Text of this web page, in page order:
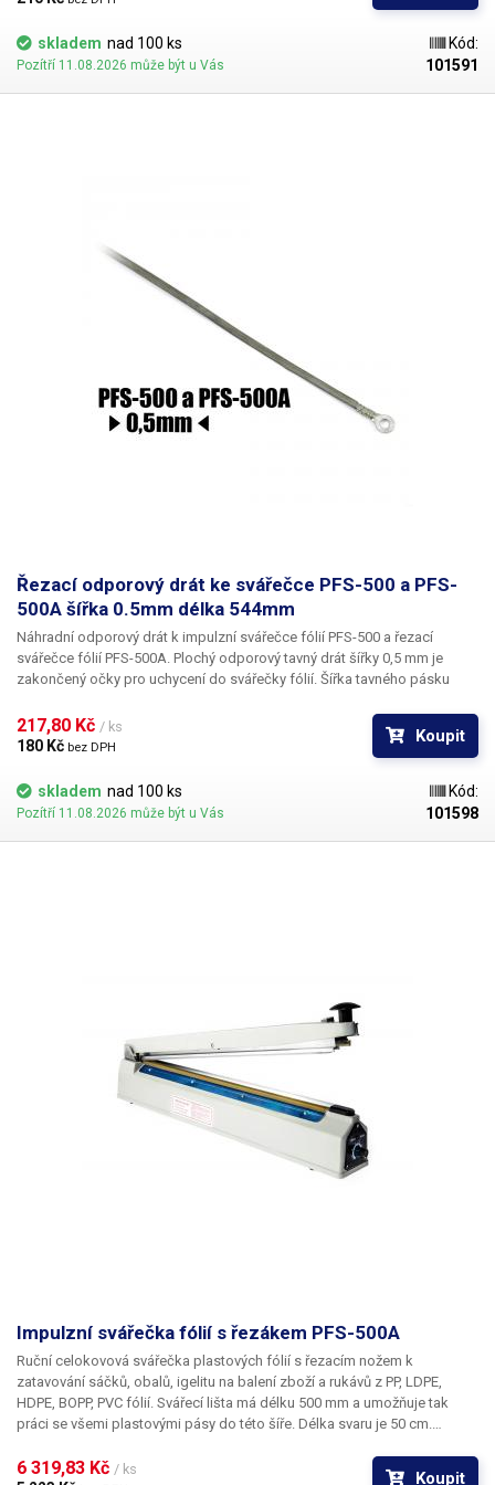
skladem nad 100 ks
Pozítří 11.08.2026 může být u Vás
Kód:
101591
Řezací odporový drát ke svářečce PFS-500 a PFS-
500A šířka 0.5mm délka 544mm
Náhradní odporový drát k impulzní svářečce fólií PFS-500 a řezací
svářečce fólií PFS-500A. Plochý odporový tavný drát šířky 0,5 mm je
zakončený očky pro uchycení do svářečky fólií. Šířka tavného pásku
217,80 Kč / ks
180 Kč bez DPH
Koupit
skladem nad 100 ks
Pozítří 11.08.2026 může být u Vás
Kód:
101598
Impulzní svářečka fólií s řezákem PFS-500A
Ruční celokovová svářečka plastových fólií s řezacím nožem k
zatavování sáčků, obalů, igelitu na balení zboží a rukávů z PP, LDPE,
HDPE, BOPP, PVC fólií. Svářecí lišta má délku 500 mm a umožňuje tak
práci se všemi plastovými pásy do této šíře. Délka svaru je 50 cm.
výrazně urychluje práci oproti svářečkám bez nože, kde je třeba
6 319,83 Kč / ks Koupit